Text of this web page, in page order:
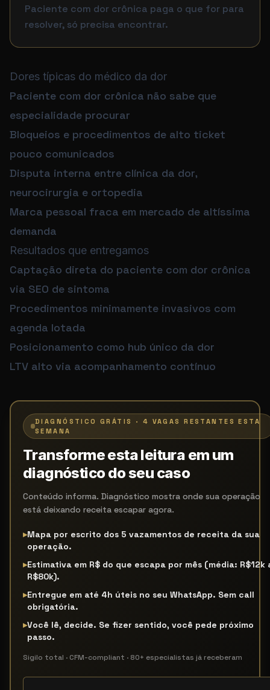
Paciente com dor crônica paga o que for para
resolver, só precisa encontrar.
Dores típicas do médico da dor
Paciente com dor crônica não sabe que
especialidade procurar
Bloqueios e procedimentos de alto ticket
pouco comunicados
Disputa interna entre clínica da dor,
neurocirurgia e ortopedia
Marca pessoal fraca em mercado de altíssima
demanda
Resultados que entregamos
Captação direta do paciente com dor crônica
via SEO de sintoma
Procedimentos minimamente invasivos com
agenda lotada
Posicionamento como hub único da dor
LTV alto via acompanhamento contínuo
DIAGNÓSTICO GRÁTIS · 4 VAGAS RESTANTES ESTA
SEMANA
Transforme esta leitura em um
diagnóstico do seu caso
Conteúdo informa. Diagnóstico mostra onde sua operação
está deixando receita escapar agora.
▸Mapa por escrito dos 5 vazamentos de receita da sua
operação.
▸Estimativa em R$ do que escapa por mês (média: R$12k
R$80k).
▸Entregue em até 4h úteis no seu WhatsApp. Sem call
obrigatória.
▸Você lê, decide. Se fizer sentido, você pede próximo
passo.
Sigilo total · CFM-compliant · 80+ especialistas já receberam